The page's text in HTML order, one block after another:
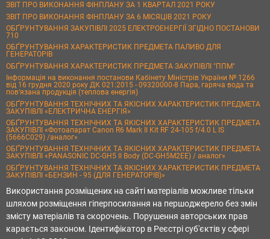
ЗВІТ ПРО ВИКОНАННЯ ФІНПЛАНУ ЗА 1 КВАРТАЛ 2021 РОКУ
ЗВІТ ПРО ВИКОНАННЯ ФІНПЛАНУ ЗА 6 МІСЯЦІВ 2021 РОКУ
ОБҐРУНТУВАННЯ ЗАКУПІВЛІ 2025 ЕЛЕКТРОЕНЕРГІЇ ЗГІДНО ПОСТАНОВИ
710
ОБҐРУНТУВАННЯ ХАРАКТЕРИСТИК ПРЕДМЕТА ПАЛИВО ДЛЯ
ГЕНЕРАТОРІВ
ОБҐРУНТУВАННЯ ХАРАКТЕРИСТИК ПРЕДМЕТА ЗАКУПІВЛІ "ППМ"
Інформація на виконання постанови Кабінету Міністрів України № 1266
від 16 грудня 2020 року ДК 021:2015 - 09320000-8 Пара, гаряча вода та
пов’язана продукція (теплова енергія)
ОБҐРУНТУВАННЯ ТЕХНІЧНИХ ТА ЯКІСНИХ ХАРАКТЕРИСТИК ПРЕДМЕТА
ЗАКУПІВЛІ «ЕЛЕКТРИЧНА ЕНЕРГІЯ»
ОБҐРУНТУВАННЯ ТЕХНІЧНИХ ТА ЯКІСНИХ ХАРАКТЕРИСТИК ПРЕДМЕТА
ЗАКУПІВЛІ «Фотоапарат Canon R6 Mark II Kit RF 24-105 f/4.0 L IS
(5666C029) /аналог»
ОБҐРУНТУВАННЯ ТЕХНІЧНИХ ТА ЯКІСНИХ ХАРАКТЕРИСТИК ПРЕДМЕТА
ЗАКУПІВЛІ «PANASONIC DC-GH5 II Body (DC-GH5M2EE) / аналог»
ОБҐРУНТУВАННЯ ТЕХНІЧНИХ ТА ЯКІСНИХ ХАРАКТЕРИСТИК ПРЕДМЕТА
ЗАКУПІВЛІ «БЕНЗИН - 95 (ДЛЯ ГЕНЕРАТОРІВ)»
Використання розміщених на сайті матеріалів можливе тільки
шляхом розміщення гіперпосилання на першоджерело без змін
змісту матеріалів та скорочень. Порушення авторських прав
карається законом. Ідентифікатор в Реєстрі суб'єктів у сфері